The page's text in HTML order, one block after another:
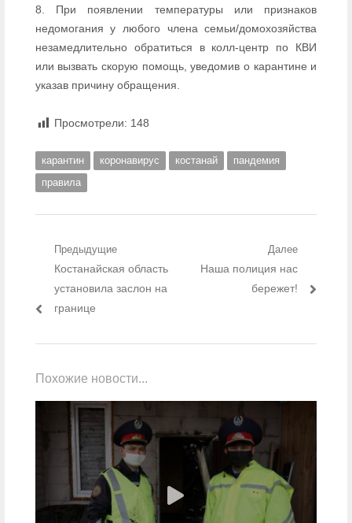
8. При появлении температуры или признаков
недомогания у любого члена семьи/домохозяйства
незамедлительно обратиться в колл-центр по КВИ
или вызвать скорую помощь, уведомив о карантине и
указав причину обращения.
Просмотрели: 148
карантин коронавирус костанай
пандемия
правила
Навигация по записям
Предыдущие
Предыдущий пост:
Костанайская область
установила заслон на
границе
Далее
Следующий пост:
Наша полиция нас
бережет!
Похожие новости...